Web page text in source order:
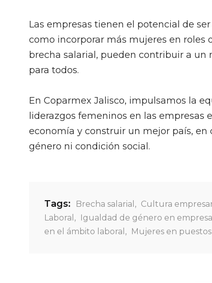
Las empresas tienen el potencial de
como incorporar más mujeres en roles
brecha salarial, pueden contribuir a
para todos.
En Coparmex Jalisco, impulsamos la
liderazgos femeninos en las
economía y construir un mejor país,
género ni condición social.
Tags: Brecha salarial , Cultura
Laboral , Igualdad de género en
en el ámbito laboral , Mujeres en